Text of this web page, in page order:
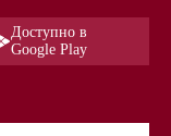
Доступно в
Google Play